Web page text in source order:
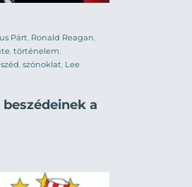
Párt Ronald Reagan
történelem
szónoklat Lee
a